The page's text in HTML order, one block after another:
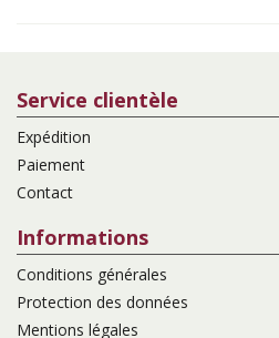
Service clientèle
Expédition
Paiement
Contact
Informations
Conditions générales
Protection des données
Mentions légales